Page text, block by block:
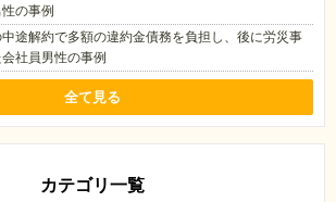
の事例
途解約で多額の違約金債務を負担し、後に労災事
社員男性の事例
全て見る
カテゴリ一覧